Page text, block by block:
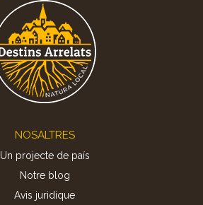
NOSALTRES
Un projecte de país
Notre blog
Avis juridique